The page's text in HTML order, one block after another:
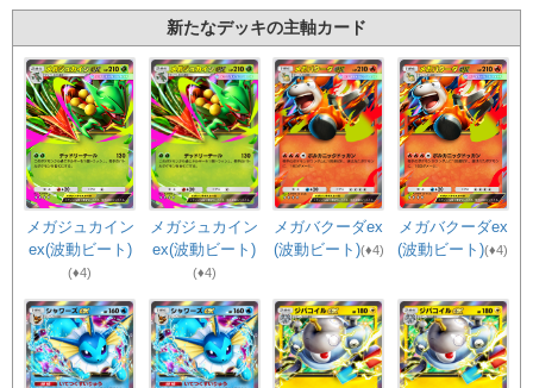
新たなデッキの主軸カード
メガジュカイン
ex(波動ビート)
(♦4)
メガジュカイン
ex(波動ビート)
(♦4)
メガバクーダex
(波動ビート)(♦4)
メガバクーダex
(波動ビート)(♦4)